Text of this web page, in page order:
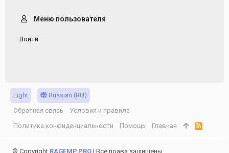
Меню пользователя
Войти
Light
Russian (RU)
Обратная связь
Условия и правила
Политика конфиденциальности
Помощь Главная
R
S
S
© Copyright RAGEMP.PRO | Все права защищены.